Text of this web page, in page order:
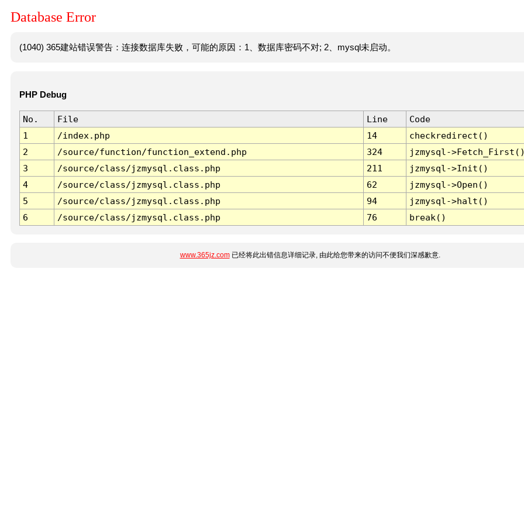
Database Error
(1040) 365建站错误警告：连接数据库失败，可能的原因：1、数据库密码不对; 2、mysql未启动。
PHP Debug
No. File Line
Code
1
/index.php 14
checkredirect()
2
/source/function/function_extend.php 324
jzmysql-
3
/source/class/jzmysql.class.php 211
jzmysql->Init()
4
/source/class/jzmysql.class.php 62
jzmysql->Open()
5
/source/class/jzmysql.class.php 94
jzmysql->halt()
6
/source/class/jzmysql.class.php 76 break()
www.365jz.com已经将此出错信息详细记录, 由此给您带来的访问不便我们深感歉意.